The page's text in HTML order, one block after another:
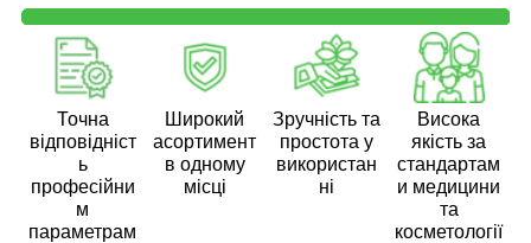
Точна
відповідніст
ь
професійни
м
параметрам
Широкий
асортимент
в одному
місці
Зручність та
простота у
використан
ні
Висока
якість за
стандартам
и медицини
та
косметології